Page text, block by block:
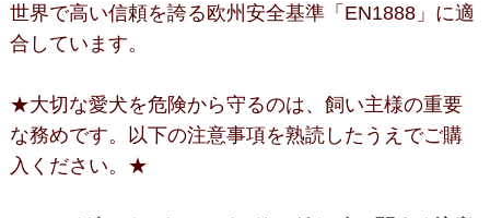
世界で高い信頼を誇る欧州安全基準「EN1888」に適
合しています。
★大切な愛犬を危険から守るのは、飼い主様の重要
な務めです。以下の注意事項を熟読したうえでご購
入ください。★